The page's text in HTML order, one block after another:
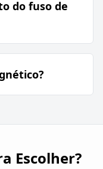
do fuso de
Escolher?